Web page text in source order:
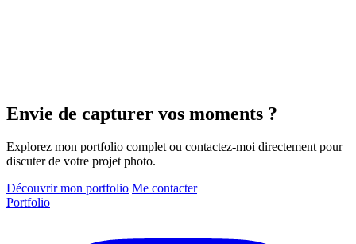
Envie de capturer vos moments ?
Explorez mon portfolio complet ou contactez-moi directement pour
discuter de votre projet photo.
Découvrir mon portfolio Me contacter
Portfolio